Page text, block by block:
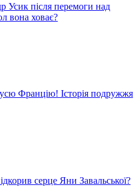
Усик після перемоги над
вона ховає?
Францію! Історія подружжя
серце Яни Завальської?